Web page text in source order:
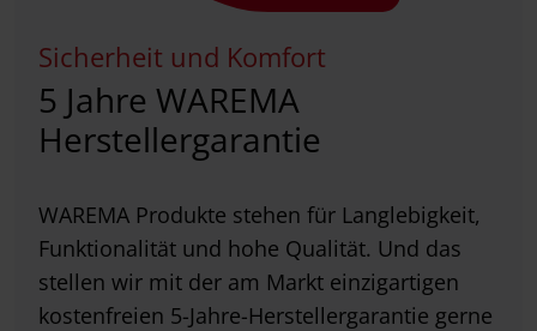
Sicherheit und Komfort
5 Jahre WAREMA
Herstellergarantie
WAREMA Produkte stehen für Langlebigkeit,
Funktionalität und hohe Qualität. Und das
stellen wir mit der am Markt einzigartigen
kostenfreien 5-Jahre-Herstellergarantie gerne